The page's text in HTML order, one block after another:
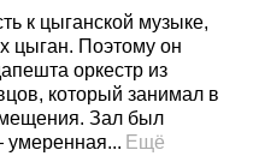
к цыганской музыке,
цыган. Поэтому он
оркестр из
который занимал в
Зал был
Ещё